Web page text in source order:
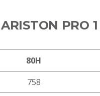
PRO
80H
758